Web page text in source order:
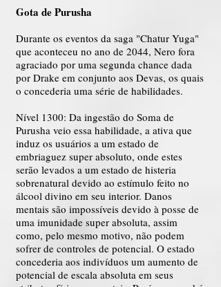
Gota de Purusha
Durante os eventos da saga "Chatur Yuga"
que aconteceu no ano de 2044, Nero fora
agraciado por uma segunda chance dada
por Drake em conjunto aos Devas, os quais
o concederia uma série de habilidades.
Nível 1300: Da ingestão do Soma de
Purusha veio essa habilidade, a ativa que
induz os usuários a um estado de
embriaguez super absoluto, onde estes
serão levados a um estado de histeria
sobrenatural devido ao estímulo feito no
álcool divino em seu interior. Danos
mentais são impossíveis devido à posse de
uma imunidade super absoluta, assim
como, pelo mesmo motivo, não podem
sofrer de controles de potencial. O estado
concederia aos indivíduos um aumento de
potencial de escala absoluta em seus